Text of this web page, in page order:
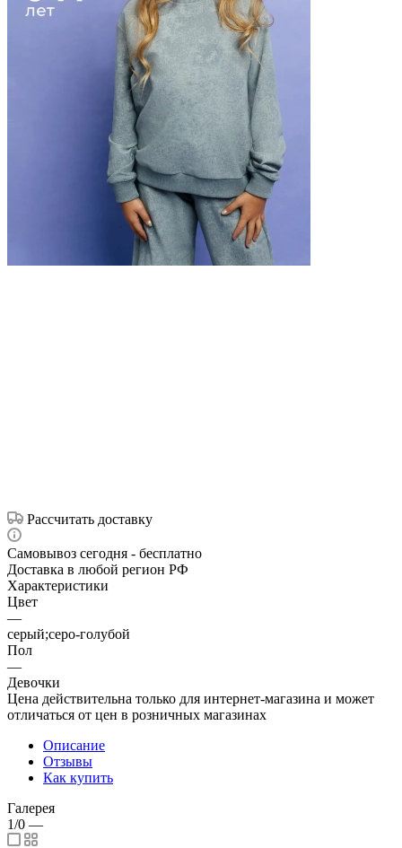
Рассчитать доставку
Самовывоз сегодня - бесплатно
Доставка в любой регион РФ
Характеристики
Цвет
—
серый;серо-голубой
Пол
—
Девочки
Цена действительна только для интернет-магазина и может
отличаться от цен в розничных магазинах
Описание
Отзывы
Как купить
Галерея
1/0 —